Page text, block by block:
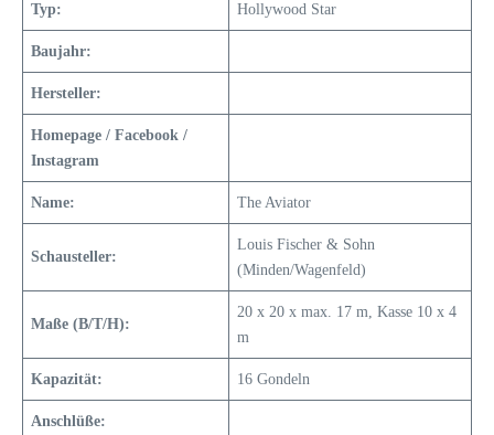
Typ: Hollywood Star
Baujahr:
Hersteller:
Homepage / Facebook /
Instagram
Name: The Aviator
Schausteller:
Louis Fischer & Sohn
(Minden/Wagenfeld)
Maße (B/T/H):
20 x 20 x max. 17 m, Kasse 10 x 4
m
Kapazität: 16 Gondeln
Anschlüße: